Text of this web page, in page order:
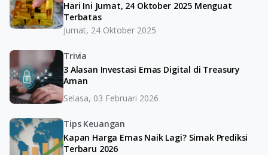
Hari Ini Jumat, 24 Oktober 2025 Menguat
Terbatas
Jumat, 24 Oktober 2025
Trivia
3 Alasan Investasi Emas Digital di Treasury
Aman
Selasa, 03 Februari 2026
Tips Keuangan
Kapan Harga Emas Naik Lagi? Simak Prediksi
Terbaru 2026